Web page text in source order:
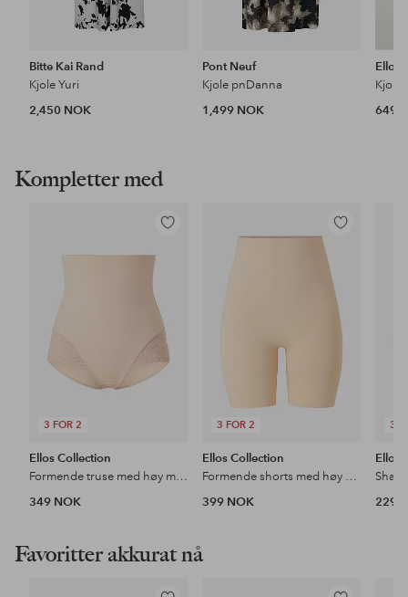
Bitte Kai Rand
Kjole Yuri
2,450 NOK
Pont Neuf
Kjole pnDanna
1,499 NOK
Ellos
Kjole
649
Kompletter med
3 FOR 2
Legg
favoritter
Ellos Collection
Formende truse med høy midje - medium støtte
349 NOK
3 FOR 2
Legg
favoritter
Ellos Collection
Formende shorts med høy midje - medium support
399 NOK
3
Ellos
229
Favoritter akkurat nå